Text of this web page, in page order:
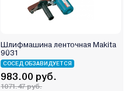
Шлифмашина ленточная Makita
9031
СОСЕД ОБЗАВИДУЕТСЯ
983.00 руб.
1071.47 руб.